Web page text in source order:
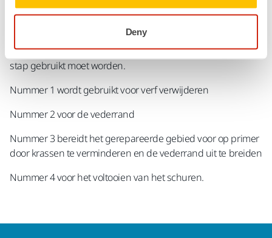
Deny
stap ook geoptimaliseerd om perfect samen te werken met
duidelijk gemarkeerd met nummers, waardoor het
gemakkelijk is om te weten welke schijf of strip voor elke
stap gebruikt moet worden.
Nummer 1 wordt gebruikt voor verf verwijderen
Nummer 2 voor de vederrand
Nummer 3 bereidt het gerepareerde gebied voor op primer
door krassen te verminderen en de vederrand uit te breiden
Nummer 4 voor het voltooien van het schuren.